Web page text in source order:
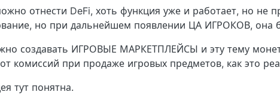
отнести DeFi, хоть функция уже и работает, но не
но при дальнейшем появлении ЦА ИГРОКОВ, она
создавать ИГРОВЫЕ МАРКЕТПЛЕЙСЫ и эту тему
комиссий при продаже игровых предметов, как это
тут понятна.